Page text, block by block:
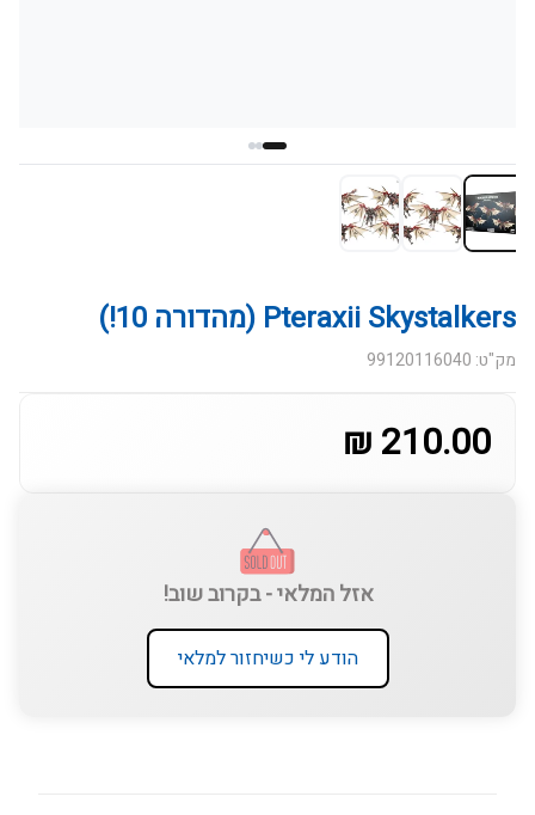
Pteraxii Skystalkers (מהדורה 10!)
מק"ט: 99120116040
210.00 ₪
אזל המלאי - בקרוב שוב!
הודע לי כשיחזור למלאי